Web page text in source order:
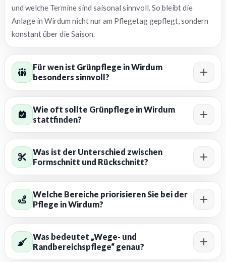
und welche Termine sind saisonal sinnvoll. So bleibt die
Anlage in Wirdum nicht nur am Pflegetag gepflegt, sondern
konstant über die Saison.
Für wen ist Grünpflege in Wirdum
besonders sinnvoll?
Wie oft sollte Grünpflege in Wirdum
stattfinden?
Was ist der Unterschied zwischen
Formschnitt und Rückschnitt?
Welche Bereiche priorisieren Sie bei der
Pflege in Wirdum?
Was bedeutet „Wege- und
Randbereichspflege“ genau?